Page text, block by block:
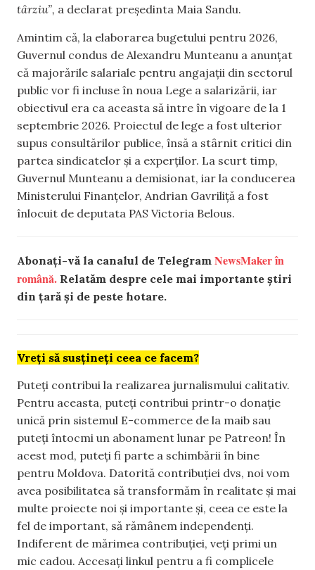
târziu”, a declarat președinta Maia Sandu.
Amintim că, la elaborarea bugetului pentru 2026,
Guvernul condus de Alexandru Munteanu a anunțat
că majorările salariale pentru angajații din sectorul
public vor fi incluse în noua Lege a salarizării, iar
obiectivul era ca aceasta să intre în vigoare de la 1
septembrie 2026. Proiectul de lege a fost ulterior
supus consultărilor publice, însă a stârnit critici din
partea sindicatelor și a experților. La scurt timp,
Guvernul Munteanu a demisionat, iar la conducerea
Ministerului Finanțelor, Andrian Gavriliță a fost
înlocuit de deputata PAS Victoria Belous.
Abonați-vă la canalul de Telegram NewsMaker în
română. Relatăm despre cele mai importante știri
din țară și de peste hotare.
Vreți să susțineți ceea ce facem?
Puteți contribui la realizarea jurnalismului calitativ.
Pentru aceasta, puteți contribui printr-o donație
unică prin sistemul E-commerce de la maib sau
puteți întocmi un abonament lunar pe Patreon! În
acest mod, puteți fi parte a schimbării în bine
pentru Moldova. Datorită contribuției dvs, noi vom
avea posibilitatea să transformăm în realitate și mai
multe proiecte noi și importante și, ceea ce este la
fel de important, să rămânem independenți.
Indiferent de mărimea contribuției, veți primi un
mic cadou. Accesați linkul pentru a fi complicele